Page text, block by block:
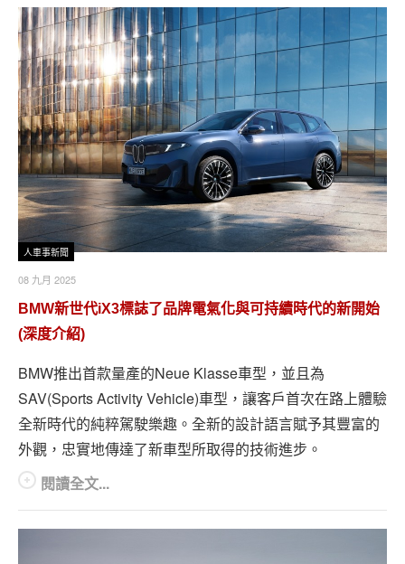
人車事新聞
08 九月 2025
BMW新世代iX3標誌了品牌電氣化與可持續時代的新開始
(深度介紹)
BMW推出首款量產的Neue Klasse車型，並且為
SAV(Sports Activity Vehicle)車型，讓客戶首次在路上體驗
全新時代的純粹駕駛樂趣。全新的設計語言賦予其豐富的
外觀，忠實地傳達了新車型所取得的技術進步。
閱讀全文...